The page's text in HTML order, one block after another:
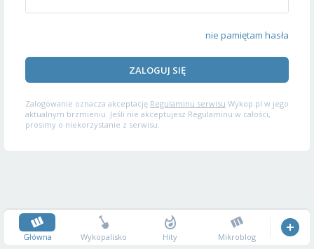
nie pamiętam hasła
ZALOGUJ SIĘ
Zalogowanie oznacza akceptację Regulaminu serwisu Wykop.pl w jego
aktualnym brzmieniu. Jeśli nie akceptujesz Regulaminu w całości,
prosimy o niekorzystanie z serwisu.
Główna Wykopalisko Hity Mikroblog